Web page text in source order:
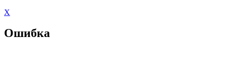
X
Ошибка